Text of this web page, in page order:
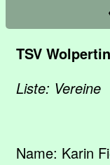
TSV
Liste: Vereine
Name: Karin